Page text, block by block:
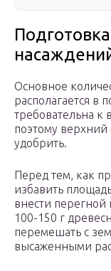
Основное
располагается в
требовательна к
поэтому
удобрить.
Перед тем, как
избавить
внести перегной
100-150 г
перемешать с
высаженными